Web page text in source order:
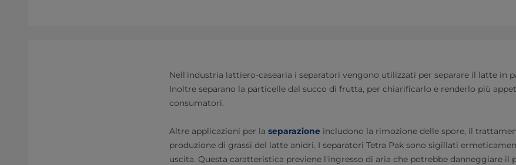
Nell'industria lattiero-casearia i separatori vengono utilizzati per separare il latte in
Inoltre separano la particelle dal succo di frutta, per chiarificarlo e renderlo più
consumatori.
Altre applicazioni per la separazione includono la rimozione delle spore, il
produzione di grassi del latte anidri. I separatori Tetra Pak sono sigillati
uscita. Questa caratteristica previene l'ingresso di aria che potrebbe danneggiare